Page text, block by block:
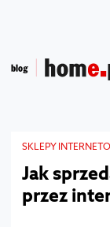
SKLEPY
Jak
przez